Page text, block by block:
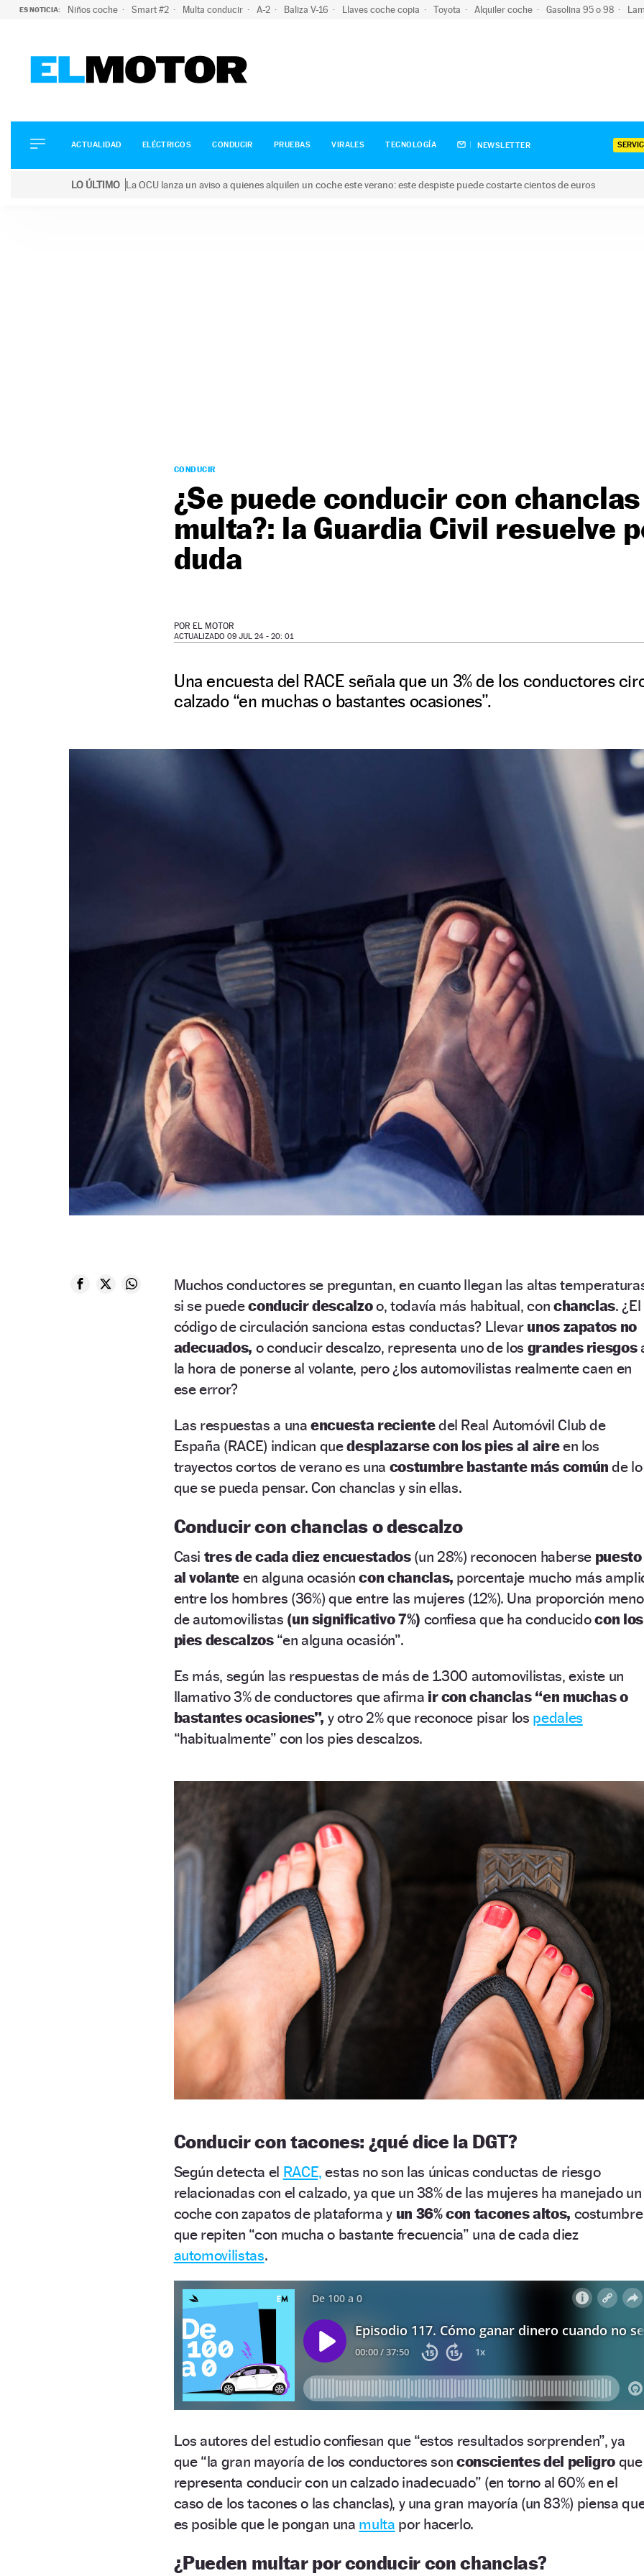
ES NOTICIA: Niños coche Smart #2 Multa conducir A-2 Baliza V-16 Llaves coche copia Toyota Alquiler coche Gasolina 95 o 98
ELÉCTRICOS
CONDUCIR
ACTUALIDAD ELÉCTRICOS CONDUCIR PRUEBAS VIRALES TECNOLOGÍA NEWSLETTER
LO ÚLTIMO La OCU lanza un aviso a quienes alquilen un coche este verano: este despiste puede costarte cientos de euros
CONDUCIR
¿Se puede conducir con
multa?: la Guardia Civil resuelve
duda
POR EL MOTOR
ACTUALIZADO 09 JUL 24 - 20: 01
Una encuesta del RACE señala que un 3% de los conductores
calzado “en muchas o bastantes ocasiones”.
Muchos conductores se preguntan, en cuanto llegan las altas
si se puedeconducir descalzoo, todavía más habitual, con chanclas. ¿El
código de circulación sanciona estas conductas? Llevar unos zapatos no
adecuados, o conducir descalzo, representa uno de los grandes riesgos
la hora de ponerse al volante, pero ¿los automovilistas realmente caen en
ese error?
Las respuestas a unaencuesta recientedel Real Automóvil Club de
España (RACE) indican quedesplazarse con los pies al aireen los
trayectos cortos de verano es una costumbre bastante más común de lo
que se pueda pensar. Con chanclas y sin ellas.
Conducir con chanclas o descalzo
Casi tres de cada diez encuestados (un 28%) reconocen haberse puesto
al volante en alguna ocasióncon chanclas, porcentaje mucho más
entre los hombres (36%) que entre las mujeres (12%). Una proporción
de automovilistas (un significativo 7%) confiesa que ha conducidocon los
pies descalzos“en alguna ocasión”.
Es más, según las respuestas de más de 1.300 automovilistas, existe un
llamativo 3% de conductores que afirma ir con chanclas “en muchas o
bastantes ocasiones”, y otro 2% que reconoce pisar los pedales
“habitualmente” con los pies descalzos.
Conducir con tacones: ¿qué dice la DGT?
Según detecta el RACE, estas no son las únicas conductas de riesgo
relacionadas con el calzado, ya que un 38% de las mujeres ha manejado un
coche con zapatos de plataforma y un 36% con tacones altos, costumbre
que repiten “con mucha o bastante frecuencia” una de cada diez
automovilistas.
Los autores del estudio confiesan que “estos resultados sorprenden”, ya
que “la gran mayoría de los conductores son conscientes del peligro que
representa conducir con un calzado inadecuado” (en torno al 60% en el
caso de los tacones o las chanclas), y una gran mayoría (un 83%) piensa
es posible que le pongan una multa por hacerlo.
¿Pueden multar por conducir con chanclas?